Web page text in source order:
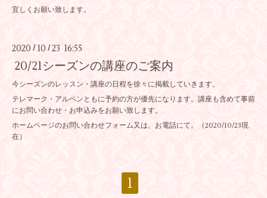
宜しくお願い致します。
2020 / 10 / 23 16:55
20/21シーズンの講座のご案内
今シーズンのレッスン・講座の日程を徐々に掲載していきます。
テレマーク・アルペンともに予約の方が優先になります。講座も含めて事前
にお問い合わせ・お申込みをお願い致します。
ホームページのお問い合わせフォーム又は、お電話にて。（2020/10/23現
在）
1